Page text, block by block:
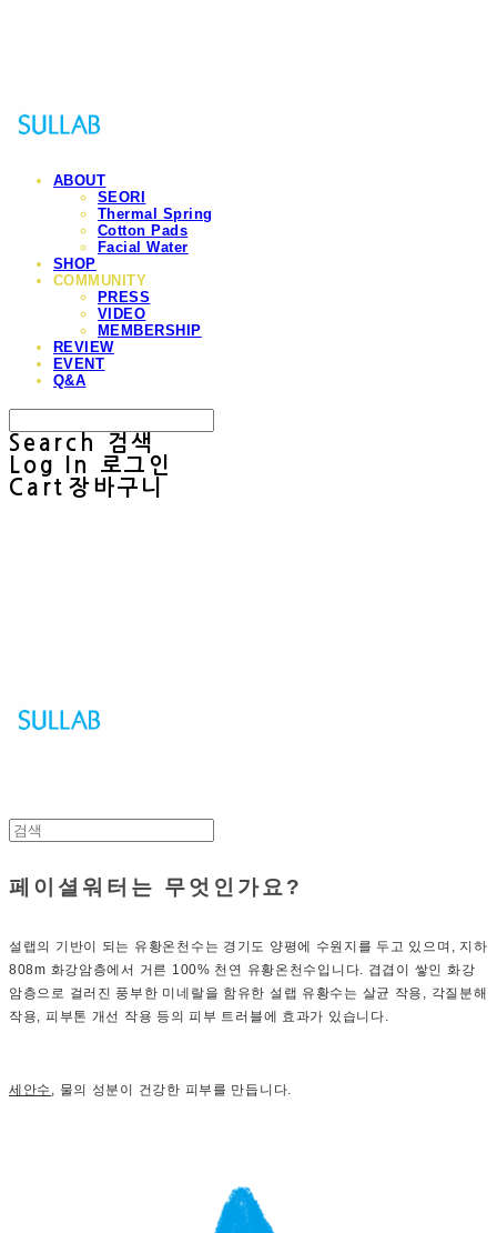
ABOUT
SEORI
Thermal Spring
Cotton Pads
Facial Water
SHOP
COMMUNITY
PRESS
VIDEO
MEMBERSHIP
REVIEW
EVENT
Q&A
Search
검색
Log In
로그인
Cart 장바구니
페이셜워터는 무엇인가요?
설랩의 기반이 되는 유황온천수는 경기도 양평에 수원지를 두고 있으며, 지하
808m 화강암층에서 거른 100% 천연 유황온천수입니다. 겹겹이 쌓인 화강
암층으로 걸러진 풍부한 미네랄을 함유한 설랩 유황수는 살균 작용, 각질분해
작용, 피부톤 개선 작용 등의 피부 트러블에 효과가 있습니다.
세안수 , 물의 성분이 건강한 피부를 만듭니다.